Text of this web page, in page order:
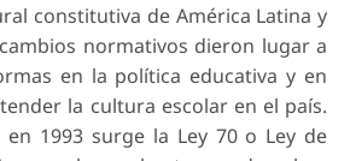
constitutiva de América Latina y
normativos dieron lugar a
en la política educativa y en
la cultura escolar en el país.
en 1993 surge la Ley 70 o Ley de